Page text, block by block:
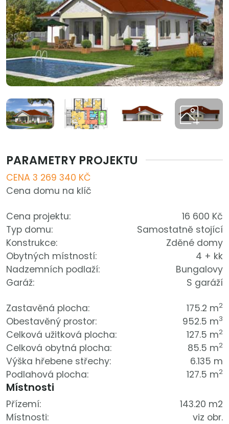
PARAMETRY PROJEKTU
CENA 3 269 340 KČ
Cena domu na klíč
Cena projektu:
16 600 Kč
Typ domu:
Samostatně stojící
Konstrukce:
Zděné domy
Obytných místností:
4 + kk
Nadzemních podlaží:
Bungalovy
Garáž:
S garáží
Zastavěná plocha: 175.2 m2
Obestavěný prostor: 952.5 m3
Celková užitková plocha: 127.5 m2
Celková obytná plocha: 85.5 m2
Výška hřebene střechy:
6.135 m
Podlahová plocha:
127.5 m2
Místnosti
Přízemí:
143.20 m2
Místnosti:
viz obr.